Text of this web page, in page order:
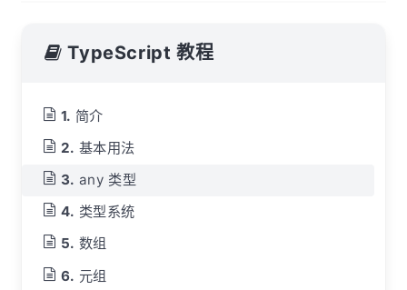
TypeScript 教程
简介
基本用法
any 类型
类型系统
数组
元组